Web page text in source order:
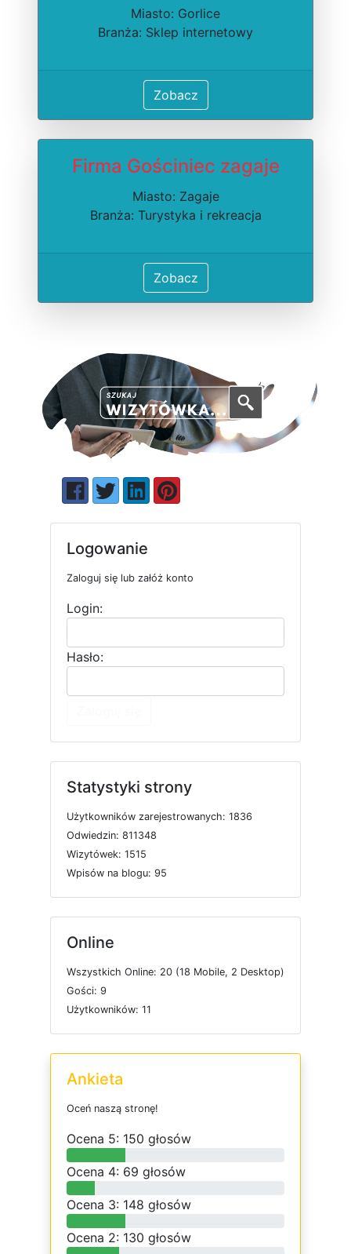
Miasto: Gorlice
Branża: Sklep internetowy
Zobacz
Firma Gościniec zagaje
Miasto: Zagaje
Branża: Turystyka i rekreacja
Zobacz
Logowanie
Zaloguj się lub załóż konto
Login:
Hasło:
Statystyki strony
Użytkowników zarejestrowanych: 1836
Odwiedzin: 811348
Wizytówek: 1515
Wpisów na blogu: 95
Online
Wszystkich Online: 20 (18 Mobile, 2 Desktop)
Gości: 9
Użytkowników: 11
Ankieta
Oceń naszą stronę!
Ocena 5: 150 głosów
Ocena 4: 69 głosów
Ocena 3: 148 głosów
Ocena 2: 130 głosów